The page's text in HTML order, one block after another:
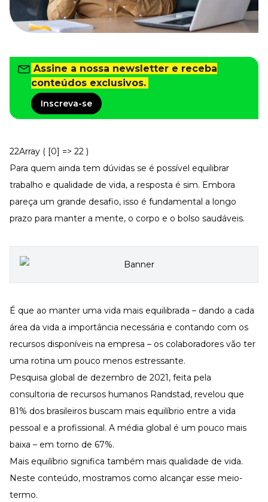
Todos os Cursos
Departamento Pessoal
Para simplificar os processos
Gestão de Empresas e Negócios
Eleve os resultados da organização
Gestão de Pessoas e Liderança
Recursos Humanos
Fortaleça a cultura organizacional
Treinamento de Produto
Desenvolva a sua equipe
Materiais Gratuitos
Aprofunde seu conhecimento
Ferramentas e Templates
Infográfico
Conteúdo prático e rápido
Materiais centralizados
Lives
Newsletters
Assine a nossa newsletter e receba
conteúdos exclusivos.
Inscreva-se
22Array ( [0] => 22 )
Para quem ainda tem dúvidas se é possível equilibrar
trabalho e qualidade de vida, a resposta é sim. Embora
pareça um grande desafio, isso é fundamental a longo
prazo para manter a mente, o corpo e o bolso saudáveis.
É que ao manter uma vida mais equilibrada – dando a cada
área da vida a importância necessária e contando com os
recursos disponíveis na empresa – os colaboradores vão ter
uma rotina um pouco menos estressante.
Pesquisa global de dezembro de 2021, feita pela
consultoria de recursos humanos Randstad, revelou que
81% dos brasileiros buscam mais equilíbrio entre a vida
pessoal e a profissional. A média global é um pouco mais
baixa – em torno de 67%.
Mais equilíbrio significa também mais qualidade de vida.
Neste conteúdo, mostramos como alcançar esse meio-
termo.